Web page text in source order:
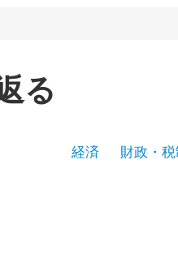
る
経済
財政・